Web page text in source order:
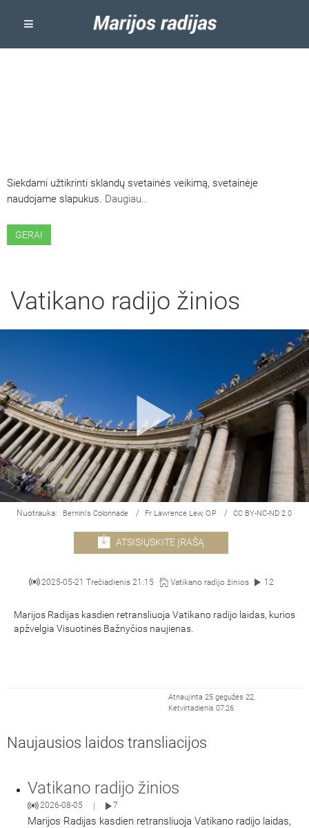
Siekdami užtikrinti sklandų svetainės veikimą, svetainėje
naudojame slapukus. Daugiau..
GERAI
Vatikano radijo žinios
Nuotrauka: Bernini's Colonnade / Fr Lawrence Lew, O.P / CC BY-NC-ND 2.0
ATSISIŲSKITE ĮRAŠĄ
2025-05-21 Trečiadienis 21:15 Vatikano radijo žinios 12
Marijos Radijas kasdien retransliuoja Vatikano radijo laidas, kurios
apžvelgia Visuotinės Bažnyčios naujienas.
Atnaujinta 25 gegužės 22,
Ketvirtadienis 07:26
Naujausios laidos transliacijos
Vatikano radijo žinios
2026-08-05 7
Marijos Radijas kasdien retransliuoja Vatikano radijo laidas,